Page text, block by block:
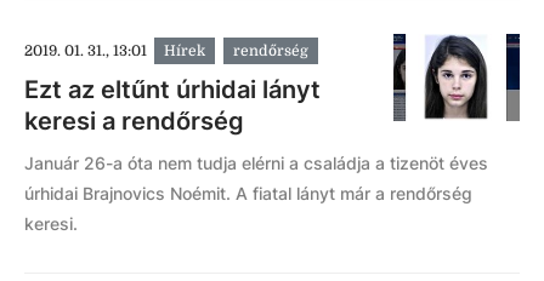
2019. 01. 31., 13:01 Hírek rendőrség
Ezt az eltűnt úrhidai lányt
keresi a rendőrség
Január 26-a óta nem tudja elérni a családja a tizenöt éves
úrhidai Brajnovics Noémit. A fiatal lányt már a rendőrség
keresi.